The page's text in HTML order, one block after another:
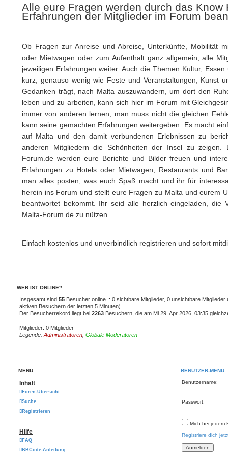
Alle eure Fragen werden durch das Know
Erfahrungen der Mitglieder im Forum
Ob Fragen zur Anreise und Abreise, Unterkünfte, Mobilität
oder Mietwagen oder zum Aufenthalt ganz allgemein, alle
jeweiligen Erfahrungen weiter. Auch die Themen Kultur,
kurz, genauso wenig wie Feste und Veranstaltungen, Kunst
Gedanken trägt, nach Malta auszuwandern, um dort den
leben und zu arbeiten, kann sich hier im Forum mit
immer von anderen lernen, man muss nicht die gleichen
kann seine gemachten Erfahrungen weitergeben. Es macht
auf Malta und den damit verbundenen Erlebnissen zu
anderen Mitgliedern die Schönheiten der Insel zu zeigen.
Forum.de werden eure Berichte und Bilder freuen und
Erfahrungen zu Hotels oder Mietwagen, Restaurants und
man alles posten, was euch Spaß macht und ihr für
herein ins Forum und stellt eure Fragen zu Malta und eurem
beantwortet bekommt. Ihr seid alle herzlich eingeladen, die
Malta-Forum.de zu nützen.
Einfach kostenlos und unverbindlich registrieren und sofort
WER IST ONLINE?
Insgesamt sind 55 Besucher online :: 0 sichtbare Mitglieder, 0 unsichtbare
aktiven Besuchern der letzten 5 Minuten)
Der Besucherrekord liegt bei 2263 Besuchern, die am Mi 29. Apr 2026, 03:35
Mitglieder: 0 Mitglieder
Legende: Administratoren Globale Moderatoren
MENÜ
Inhalt
Foren-Übersicht
Suche
Registrieren
Hilfe
FAQ
BBCode-Anleitung
BENUTZER-MENÜ
Benutzername:
Passwort:
Mich bei jedem
Registriere dich